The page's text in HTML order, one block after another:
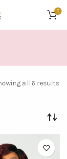
0
all 6 results